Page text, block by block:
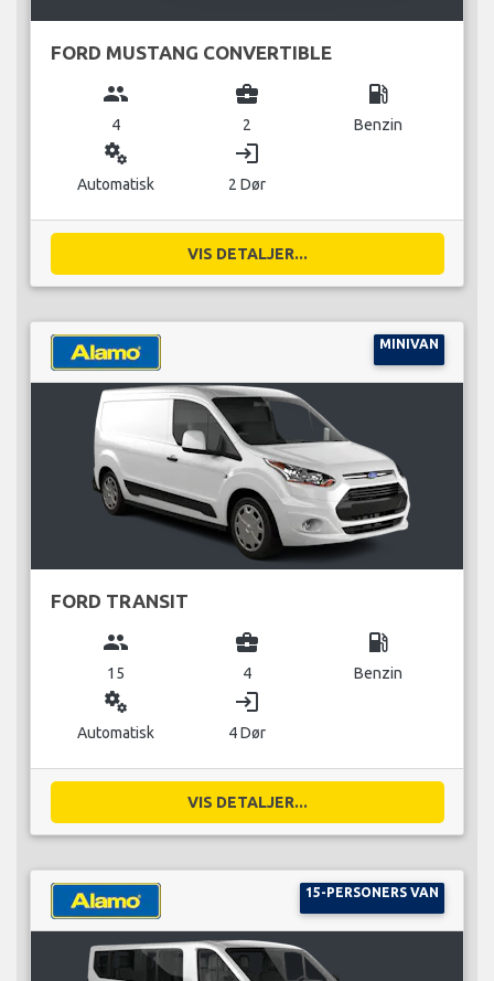
FORD MUSTANG CONVERTIBLE
group
4
business_center
2
local_gas_station
Benzin
miscellaneous_services
Automatisk
login
2 Dør
VIS DETALJER...
MINIVAN
FORD TRANSIT
group
15
business_center
4
local_gas_station
Benzin
miscellaneous_services
Automatisk
login
4 Dør
VIS DETALJER...
15-PERSONERS VAN